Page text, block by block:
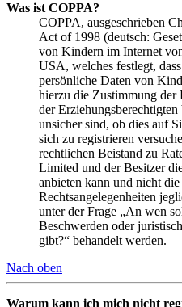
Was ist COPPA?
COPPA, ausgeschrieben
Act of 1998 (deutsch:
von Kindern im Internet
USA, welches festlegt,
persönliche Daten von
hierzu die Zustimmung der
der
unsicher sind, ob dies auf
sich zu registrieren
rechtlichen Beistand zu
Limited und der Besitzer
anbieten kann und nicht
Rechtsangelegenheiten
unter der Frage „An wen
Beschwerden oder
gibt?“ behandelt werden.
Nach oben
Warum kann ich mich nicht